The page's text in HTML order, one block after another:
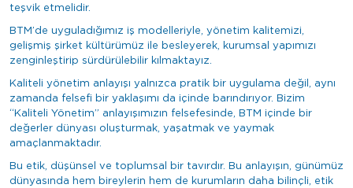
teşvik etmelidir.
BTM’de uyguladığımız iş modelleriyle, yönetim kalitemizi,
gelişmiş şirket kültürümüz ile besleyerek, kurumsal yapımızı
zenginleştirip sürdürülebilir kılmaktayız.
Kaliteli yönetim anlayışı yalnızca pratik bir uygulama değil, aynı
zamanda felsefi bir yaklaşımı da içinde barındırıyor. Bizim
“Kaliteli Yönetim” anlayışımızın felsefesinde, BTM içinde bir
değerler dünyası oluşturmak, yaşatmak ve yaymak
amaçlanmaktadır.
Bu etik, düşünsel ve toplumsal bir tavırdır. Bu anlayışın, günümüz
dünyasında hem bireylerin hem de kurumların daha bilinçli, etik